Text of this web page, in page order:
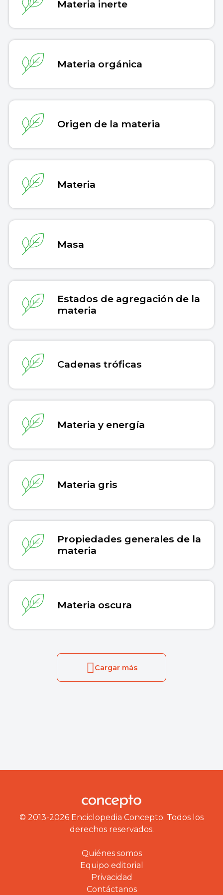
Materia inerte
Materia orgánica
Origen de la materia
Materia
Masa
Estados de agregación de la
materia
Cadenas tróficas
Materia y energía
Materia gris
Propiedades generales de la
materia
Materia oscura
Cargar más
© 2013-2026 Enciclopedia Concepto. Todos los
derechos reservados.
Quiénes somos
Equipo editorial
Privacidad
Contáctanos